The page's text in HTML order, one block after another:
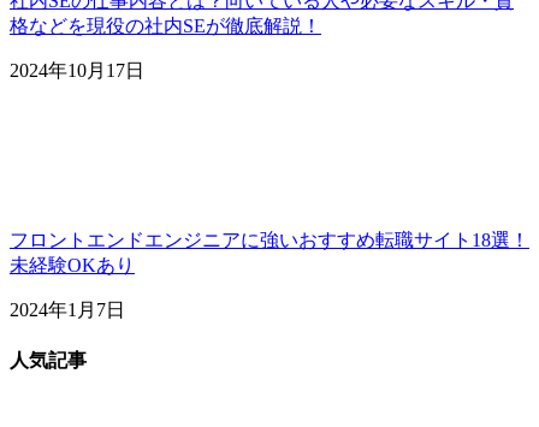
格などを現役の社内SEが徹底解説！
2024年10月17日
フロントエンドエンジニアに強いおすすめ転職サイト18選！
未経験OKあり
2024年1月7日
人気記事